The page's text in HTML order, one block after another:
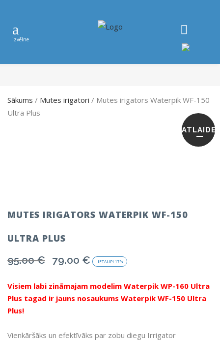
ATLAIDE
Sākums / Mutes irigatori / Mutes irigators Waterpik WF-150
Ultra Plus
MUTES IRIGATORS WATERPIK WF-150
ULTRA PLUS
95.00€
Original
was:
95.00 €.
79.00 € Current
is:
79.00 €.
IETAUPI 17%
Visiem labi zināmajam modelim Waterpik WP-160 Ultra
Plus tagad ir jauns nosaukums Waterpik WF-150 Ultra
Plus!
Vienkāršāks un efektīvāks par zobu diegu Irrigator